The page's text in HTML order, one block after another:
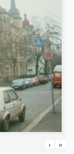
› »